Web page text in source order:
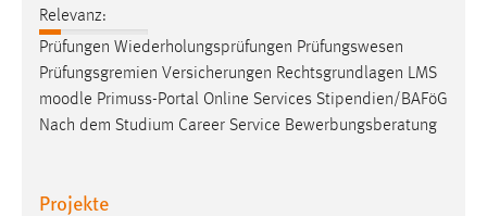
Relevanz:
Prüfungen Wiederholungsprüfungen Prüfungswesen
Prüfungsgremien Versicherungen Rechtsgrundlagen LMS
moodle Primuss-Portal Online Services Stipendien/BAFöG
Nach dem Studium Career Service Bewerbungsberatung
Projekte